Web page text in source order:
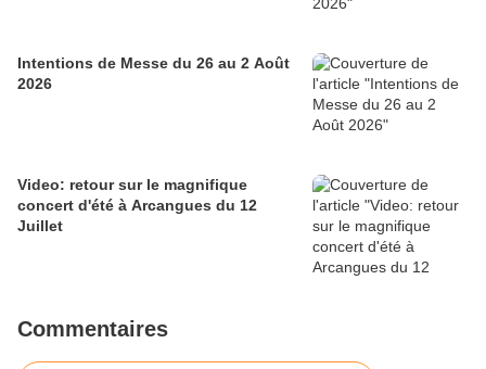
Intentions de Messe du 26 au 2 Août
2026
Video: retour sur le magnifique
concert d'été à Arcangues du 12
Juillet
Commentaires